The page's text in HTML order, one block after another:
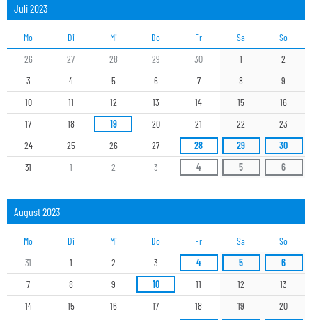
Juli 2023
Mo Di Mi Do Fr Sa
So
26
27 28 29 30 1
2
3
4 5 6 7 8
9
10
11 12 13 14 15
16
17
18 19 20 21 22
23
24
25 26 27 28 29
30
31
1 2 3 4 5 6
August 2023
Mo Di Mi Do Fr Sa
So
31
1 2 3 4 5
6
7
8 9 10 11 12
13
14
15 16 17 18 19
20